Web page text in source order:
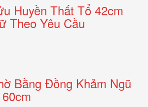
Huyền Thất Tổ 42cm
Theo Yêu Cầu
Bằng Đồng Khảm Ngũ